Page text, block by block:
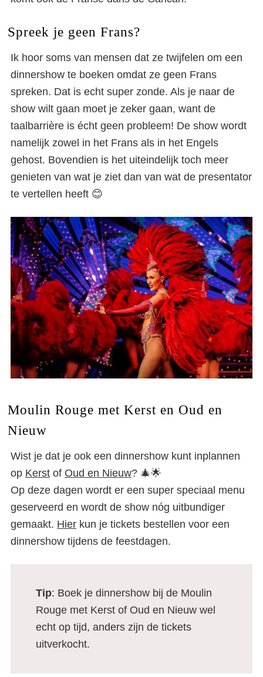
Spreek je geen Frans?
Ik hoor soms van mensen dat ze twijfelen om een
dinnershow te boeken omdat ze geen Frans
spreken. Dat is echt super zonde. Als je naar de
show wilt gaan moet je zeker gaan, want de
taalbarrière is écht geen probleem! De show wordt
namelijk zowel in het Frans als in het Engels
gehost. Bovendien is het uiteindelijk toch meer
genieten van wat je ziet dan van wat de presentator
te vertellen heeft 😊
Moulin Rouge met Kerst en Oud en
Nieuw
Wist je dat je ook een dinnershow kunt inplannen
op Kerst of Oud en Nieuw? 🎄🌟
Op deze dagen wordt er een super speciaal menu
geserveerd en wordt de show nóg uitbundiger
gemaakt. Hier kun je tickets bestellen voor een
dinnershow tijdens de feestdagen.
Tip: Boek je dinnershow bij de Moulin
Rouge met Kerst of Oud en Nieuw wel
echt op tijd, anders zijn de tickets
uitverkocht.